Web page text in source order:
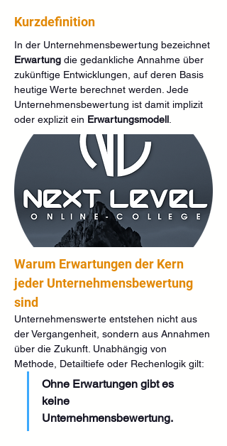
Kurzdefinition
In der Unternehmensbewertung bezeichnet
Erwartung die gedankliche Annahme über
zukünftige Entwicklungen, auf deren Basis
heutige Werte berechnet werden. Jede
Unternehmensbewertung ist damit implizit
oder explizit ein Erwartungsmodell
Warum Erwartungen der Kern
jeder Unternehmensbewertung
sind
Unternehmenswerte entstehen nicht aus
der Vergangenheit, sondern aus Annahmen
über die Zukunft. Unabhängig von
Methode, Detailtiefe oder Rechenlogik gilt:
Ohne Erwartungen gibt es
keine
Unternehmensbewertung.